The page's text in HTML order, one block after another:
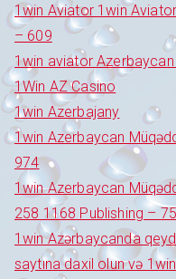
1win Aviator 1win
– 609
1win aviator Azerbaycan
1Win AZ Casino
1win Azerbajany
1win Azerbaycan
974
1win Azerbaycan
258 1168 Publishing –
1win Azərbaycanda
saytına daxil olun və